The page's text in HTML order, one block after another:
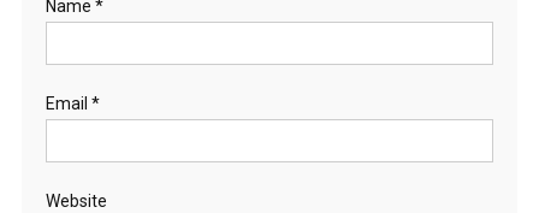
Name *
Email *
Website